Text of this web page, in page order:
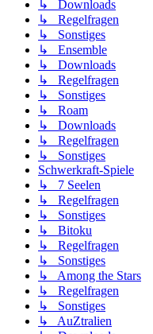
↳ Downloads
↳ Regelfragen
↳ Sonstiges
↳ Ensemble
↳ Downloads
↳ Regelfragen
↳ Sonstiges
↳ Roam
↳ Downloads
↳ Regelfragen
↳ Sonstiges
Schwerkraft-Spiele
↳ 7 Seelen
↳ Regelfragen
↳ Sonstiges
↳ Bitoku
↳ Regelfragen
↳ Sonstiges
↳ Among the Stars
↳ Regelfragen
↳ Sonstiges
↳ AuZtralien